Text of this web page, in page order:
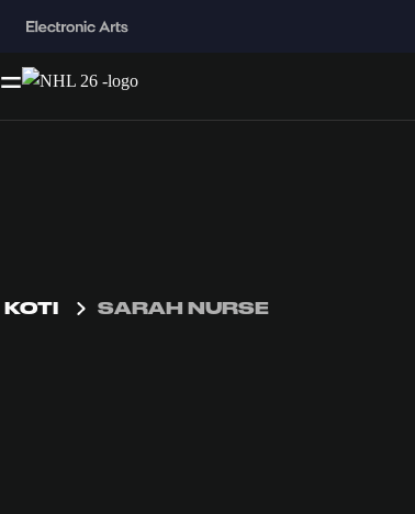
KOTI SARAH NURSE